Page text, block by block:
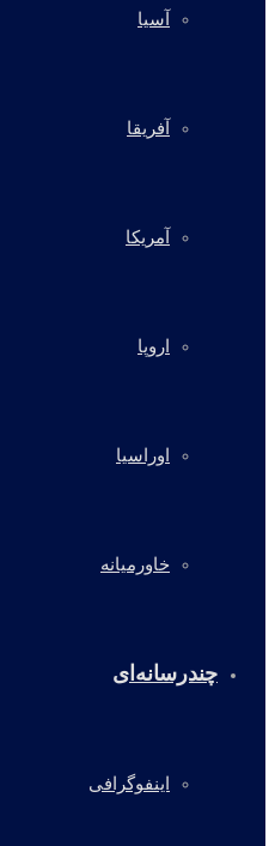
آسیا
آفریقا
آمریکا
اروپا
اوراسیا
خاورمیانه
چندرسانه‌ای
اینفوگرافی